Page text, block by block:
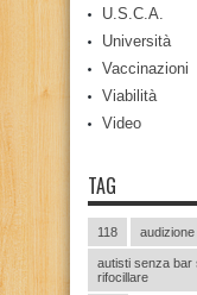
U.S.C.A.
Università
Vaccinazioni
Viabilità
Video
TAG
118
autisti senza bar
rifocillare